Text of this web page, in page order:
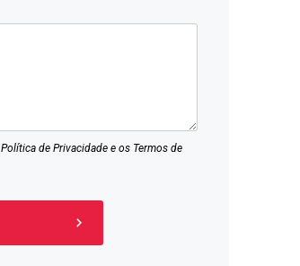
Política de Privacidadee os Termos de